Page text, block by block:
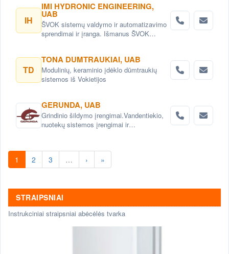
sistemos.
IH
IMI HYDRONIC ENGINEERING,
UAB
ŠVOK sistemų valdymo ir automatizavimo
sprendimai ir įranga. Išmanus ŠVOK
automatizavimas.
TD
TONA DUMTRAUKIAI, UAB
Modulinių, keraminio įdėklo dūmtraukių
sistemos iš Vokietijos
GERUNDA, UAB
Grindinio šildymo įrengimai.Vandentiekio,
nuotekų sistemos įrengimai ir
1 2 3 … › »
STRAIPSNIAI
Instrukciniai straipsniai abėcėlės tvarka